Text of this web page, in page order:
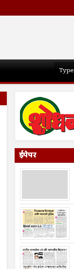
ईपेपर